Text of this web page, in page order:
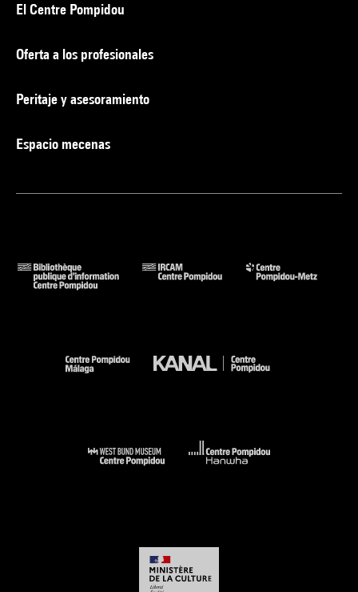
El Centre Pompidou
Oferta a los profesionales
Peritaje y asesoramiento
Espacio mecenas